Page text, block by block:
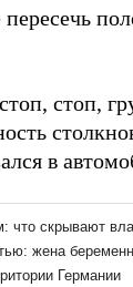
стоп,
в